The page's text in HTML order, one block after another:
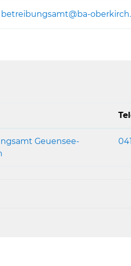
betreibungsamt@ba-
Geuensee-